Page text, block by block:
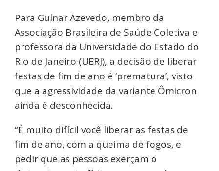
Para Gulnar Azevedo, membro da
Associação Brasileira de Saúde Coletiva e
professora da Universidade do Estado do
Rio de Janeiro (UERJ), a decisão de liberar
festas de fim de ano é ‘prematura’, visto
que a agressividade da variante Ômicron
ainda é desconhecida.
“É muito difícil você liberar as festas de
fim de ano, com a queima de fogos, e
pedir que as pessoas exerçam o